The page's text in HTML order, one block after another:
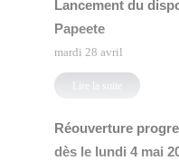
Lancement du
Papeete
mardi 28 avril
Lire la suite
Réouverture
dès le lundi 4 mai